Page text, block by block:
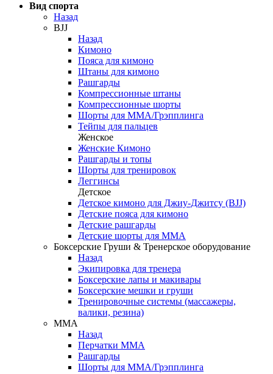
Вид спорта
Назад
BJJ
Назад
Кимоно
Пояса для кимоно
Штаны для кимоно
Рашгарды
Компрессионные штаны
Компрессионные шорты
Шорты для ММА/Грэпплинга
Тейпы для пальцев
Женское
Женские Кимоно
Рашгарды и топы
Шорты для тренировок
Леггинсы
Детское
Детское кимоно для Джиу-Джитсу (BJJ)
Детские пояса для кимоно
Детские рашгарды
Детские шорты для ММА
Боксерские Груши & Тренерское оборудование
Назад
Экипировка для тренера
Боксерские лапы и макивары
Боксерские мешки и груши
Тренировочные системы (массажеры,
валики, резина)
ММА
Назад
Перчатки ММА
Рашгарды
Шорты для ММА/Грэпплинга